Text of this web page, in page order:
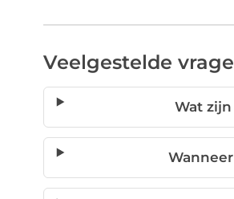
Veelgestelde
Wat